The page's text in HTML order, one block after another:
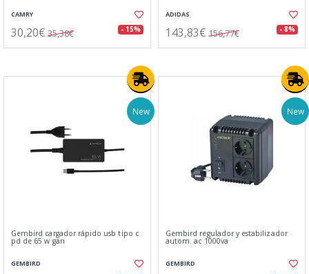
CAMRY
30,20€ 35,38€ - 15%
ADIDAS
143,83€ 156,77€ - 8%
New
Gembird cargador rápido usb tipo c
pd de 65 w gan
GEMBIRD
New
Gembird regulador y estabilizador
autom. ac 1000va
GEMBIRD